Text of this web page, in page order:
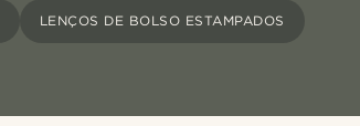
LENÇOS DE BOLSO ESTAMPADOS